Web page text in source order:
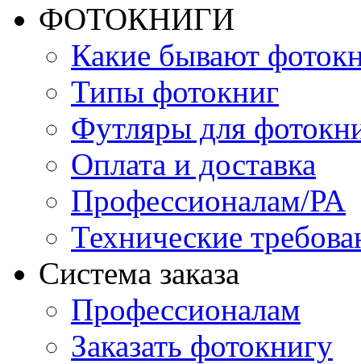
ФОТОКНИГИ
Какие бывают
Типы фотокниг
Футляры для
Оплата и доставка
Профессионалам/РА
Технические
Система заказа
Профессионалам
Заказать фотокнигу